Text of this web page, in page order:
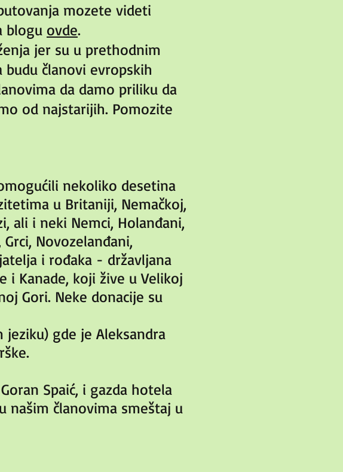
mozete videti
blogu ovde.
jer su u prethodnim
članovi evropskih
da damo priliku da
od najstarijih. Pomozite
nekoliko desetina
u Britaniji, Nemačkoj,
ali i neki Nemci, Holanđani,
Novozelanđani,
i rođaka - državljana
i Kanade, koji žive u Velikoj
Gori. Neke donacije su
jeziku) gde je Aleksandra
Spaić, i gazda hotela
našim članovima smeštaj u